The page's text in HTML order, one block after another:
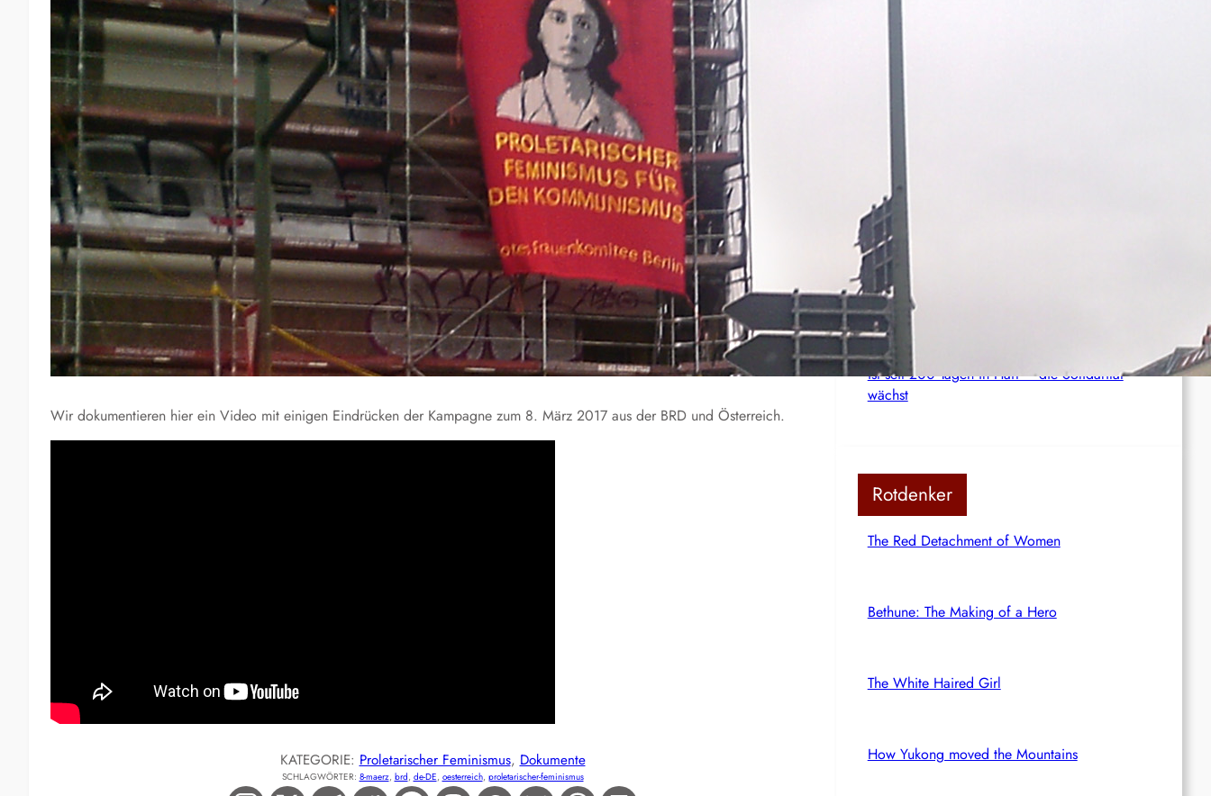
Wir dokumentieren hier ein Video mit einigen Eindrücken der Kampagne zum 8. März 2017 aus der BRD und Österreich.
KATEGORIE: Proletarischer Feminismus, Dokumente
SCHLAGWÖRTER: 8-maerz, brd, de-DE, oesterreich, proletarischer-feminismus
Anti-ICE-Proteste halten an – Aktivist:innen
drohen langjährige Haftstrafen
Palästina: Verschiebung der Urteilsverkündung
im Prozess gegen den linken Aktivisten Raja
Eghbarieh
Italien: 1.000 Euro Geldstrafe für ein
antifaschistisches Transparent
Syrien: Der kurdische Journalist Ahmet Polad
ist seit 200 Tagen in Haft – die Solidarität
wächst
Rotdenker
The Red Detachment of Women
Bethune: The Making of a Hero
The White Haired Girl
How Yukong moved the Mountains